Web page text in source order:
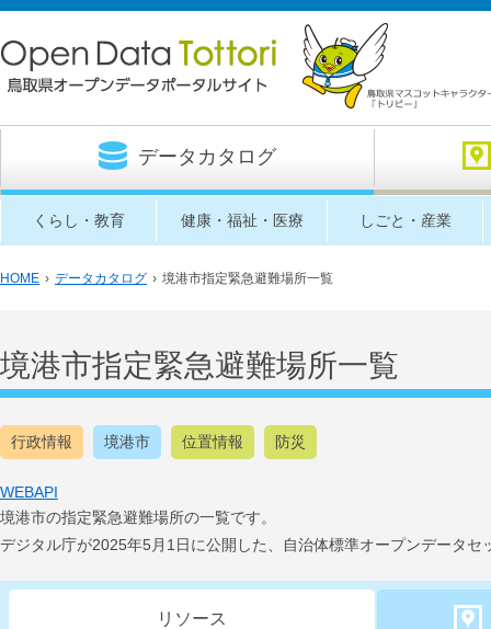
データカタログ
くらし・教育 健康・福祉・医療 しごと・産業
HOME › データカタログ › 境港市指定緊急避難場所一覧
境港市指定緊急避難場所一覧
行政情報 境港市 位置情報 防災
WEBAPI
境港市の指定緊急避難場所の一覧です。
デジタル庁が2025年5月1日に公開した、自治体標準オープンデータセ
リソース